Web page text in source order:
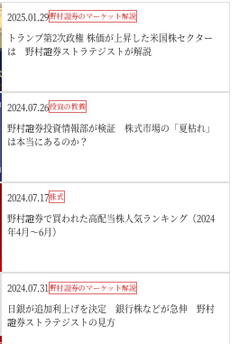
2025.01.29野村證券のマーケット解説
トランプ第2次政権 株価が上昇した米国株セクター
は 野村證券ストラテジストが解説
2024.07.26投資の教養
野村證券投資情報部が検証 株式市場の「夏枯れ」
は本当にあるのか？
2024.07.17株式
野村證券で買われた高配当株人気ランキング（2024
年4月～6月）
2024.07.31野村證券のマーケット解説
日銀が追加利上げを決定 銀行株などが急伸 野村
證券ストラテジストの見方